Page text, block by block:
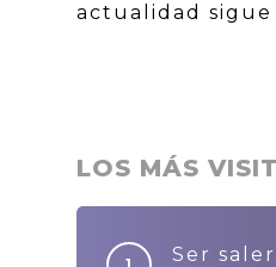
actualidad sigue
LOS MÁS
Ser